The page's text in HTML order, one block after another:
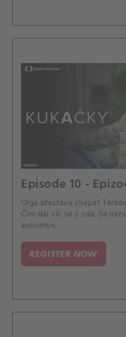
Episode 10 -
Olga přestává chápat
Čím dál víc se jí zdá, že
autismus.
REGISTER NOW